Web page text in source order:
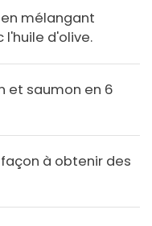
mélangant
d'olive.
et saumon en 6
à obtenir des